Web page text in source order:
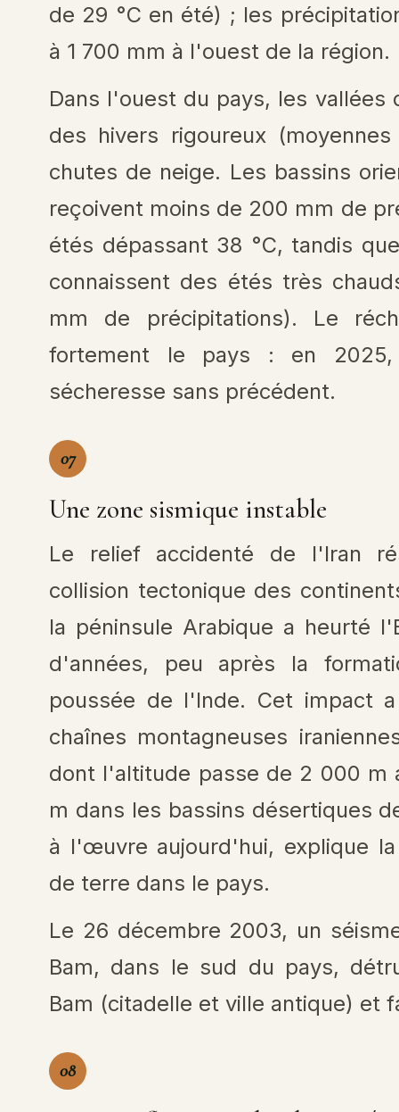
de 29 °C en été) ; les
à 1 700 mm à l'ouest de la région.
Dans l'ouest du pays, les vallées
des hivers rigoureux
chutes de neige. Les bassins
reçoivent moins de 200 mm de
étés dépassant 38 °C, tandis
connaissent des étés très
mm de précipitations). Le
fortement le pays : en
sécheresse sans précédent.
07
Une zone sismique instable
Le relief accidenté de l'Iran
collision tectonique des
la péninsule Arabique a heurté
d'années, peu après la
poussée de l'Inde. Cet impact
chaînes montagneuses
dont l'altitude passe de 2 000 m
m dans les bassins désertiques
à l'œuvre aujourd'hui, explique
de terre dans le pays.
Le 26 décembre 2003, un
Bam, dans le sud du pays,
Bam (citadelle et ville antique) et
08